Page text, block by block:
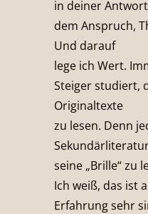
in deiner
dem Anspruch,
Und darauf
lege ich Wert.
Steiger studiert,
Originaltexte
zu lesen. Denn
seine „Brille“ zu
Ich weiß, das ist
Erfahrung sehr